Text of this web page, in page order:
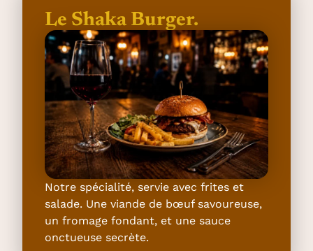
Le Shaka Burger.
Notre spécialité, servie avec frites et
salade. Une viande de bœuf savoureuse,
un fromage fondant, et une sauce
onctueuse secrète.